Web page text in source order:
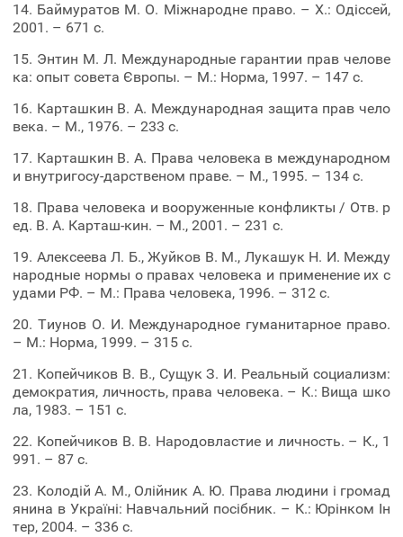
14. Баймуратов М. О. Міжнародне право. – Х.: Одіссей,
2001. – 671 c.
15. Энтин М. Л. Международные гарантии прав челове
ка: опыт совета Європы. – М.: Норма, 1997. – 147 с.
16. Карташкин В. А. Международная защита прав чело
века. – М., 1976. – 233 c.
17. Карташкин В. А. Права человека в международном
и внутригосу-дарственом праве. – М., 1995. – 134 с.
18. Права человека и вооруженные конфликты / Отв. р
ед. В. А. Карташ-кин. – М., 2001. – 231 с.
19. Алексеева Л. Б., Жуйков В. М., Лукашук Н. И. Между
народные нормы о правах человека и применение их с
удами РФ. – М.: Права человека, 1996. – 312 с.
20. Тиунов О. И. Международное гуманитарное право.
– М.: Норма, 1999. – 315 с.
21. Копейчиков В. В., Сущук З. И. Реальный социализм:
демократия, личность, права человека. – К.: Вища шко
ла, 1983. – 151 с.
22. Копейчиков В. В. Народовластие и личность. – К., 1
991. – 87 с.
23. Колодій А. М., Олійник А. Ю. Права людини і громад
янина в Україні: Навчальний посібник. – К.: Юрінком Ін
тер, 2004. – 336 с.